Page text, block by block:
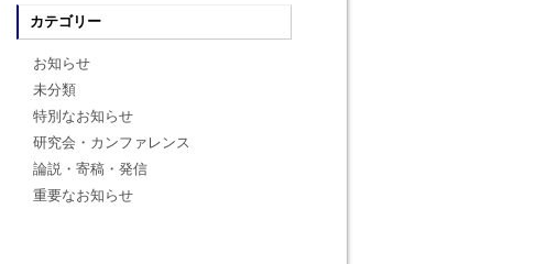
カテゴリー
お知らせ
未分類
特別なお知らせ
研究会・カンファレンス
論説・寄稿・発信
重要なお知らせ